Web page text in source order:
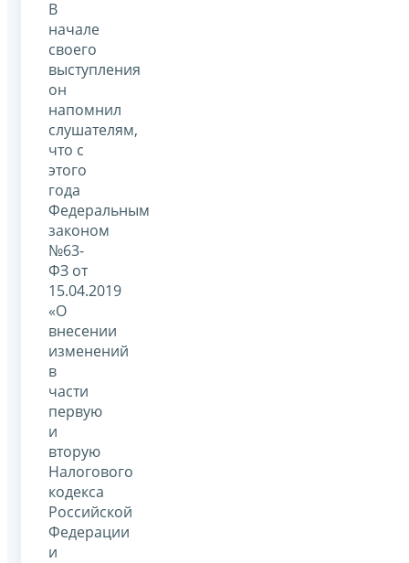
В
начале
своего
выступления
он
напомнил
слушателям,
что с
этого
года
Федеральным
законом
№63-
ФЗ от
15.04.2019
«О
внесении
изменений
в
части
первую
и
вторую
Налогового
кодекса
Российской
Федерации
и